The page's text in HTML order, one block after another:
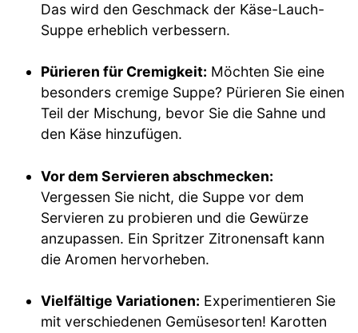
Das wird den Geschmack der Käse-Lauch-
Suppe erheblich verbessern.
Pürieren für Cremigkeit: Möchten Sie eine
besonders cremige Suppe? Pürieren Sie einen
Teil der Mischung, bevor Sie die Sahne und
den Käse hinzufügen.
Vor dem Servieren abschmecken:
Vergessen Sie nicht, die Suppe vor dem
Servieren zu probieren und die Gewürze
anzupassen. Ein Spritzer Zitronensaft kann
die Aromen hervorheben.
Vielfältige Variationen: Experimentieren Sie
mit verschiedenen Gemüsesorten! Karotten